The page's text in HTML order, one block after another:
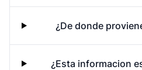
¿De donde
¿Esta informacion